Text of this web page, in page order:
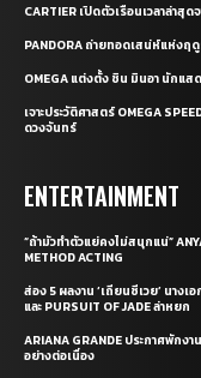
CARTIER เปิดตัวเรือนเวลาล่าสุ
PANDORA ถ่ายทอดเสน่ห์แห่งฤ
OMEGA แต่งตั้ง ชิน มินอา นักแ
เจาะประวัติศาสตร์ OMEGA
ดวงจันทร์
ENTERTAINMENT
“ถ้ามัวทำตัวแย่คงไม่สนุกแน่”
METHOD ACTING
ส่อง 5 ผลงาน ‘เถียนซีเวย’ นาง
และ PURSUIT OF JADE ล่าหยก
ARIANA GRANDE ประกาศพักง
อย่างต่อเนื่อง